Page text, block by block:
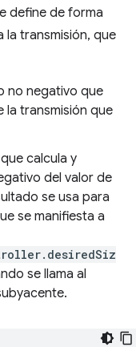
define de forma
la transmisión, que
no negativo que
la transmisión que
calcula y
del valor de
se usa para
se manifiesta a
se llama al